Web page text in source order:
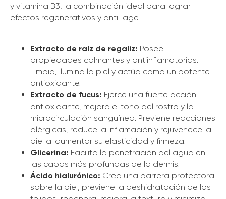
y vitamina B3, la combinación ideal para lograr
efectos regenerativos y anti-age.
Extracto de raíz de regaliz: Posee
propiedades calmantes y antiinflamatorias.
Limpia, ilumina la piel y actúa como un potente
antioxidante.
Extracto de fucus: Ejerce una fuerte acción
antioxidante, mejora el tono del rostro y la
microcirculación sanguínea. Previene reacciones
alérgicas, reduce la inflamación y rejuvenece la
piel al aumentar su elasticidad y firmeza.
Glicerina: Facilita la penetración del agua en
las capas más profundas de la dermis.
Ácido hialurónico: Crea una barrera protectora
sobre la piel, previene la deshidratación de los